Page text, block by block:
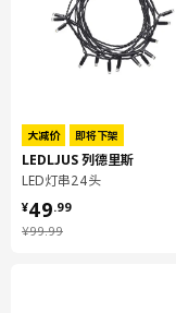
包装数量
容量
重量
宽度
大减价 即将下架
LEDLJUS 列德里斯
LED灯串24头
¥99.99
¥ 99.99
¥49.99
¥ 49.99